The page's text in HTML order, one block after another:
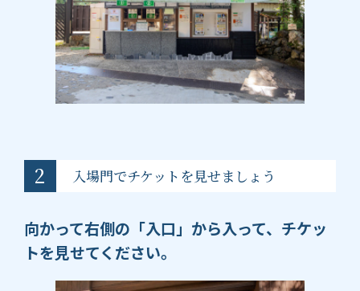
2 入場門でチケットを見せましょう
向かって右側の「入口」から入って、チケッ
トを見せてください。